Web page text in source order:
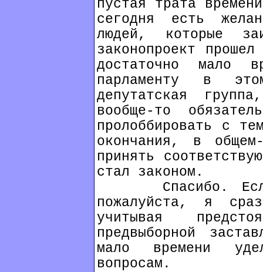
пустая трата
сегодня есть
людей, которые
законопроект
достаточно мало
парламенту в
депутатская
вообще-то
пролоббировать с
окончания, в
принять
стал законом.
Спасибо. Если
пожалуйста, я
учитывая
предвыборной
мало времени
вопросам.